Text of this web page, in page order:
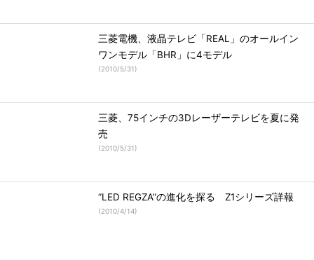
三菱電機、液晶テレビ「REAL」のオールイン
ワンモデル「BHR」に4モデル
(2010/5/31)
三菱、75インチの3Dレーザーテレビを夏に発
売
(2010/5/31)
“LED REGZA”の進化を探る Z1シリーズ詳報
(2010/4/14)